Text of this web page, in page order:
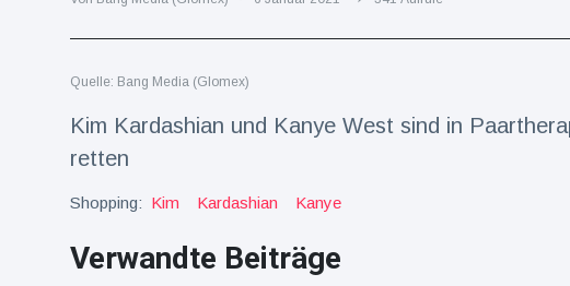
Reisen & Abenteuer (2252)
Neueste
Nachrichten
"Das alte
frustriert
16 Juli
76
Aufrufe
Quelle: Bang Media (Glomex)
Kim Kardashian und Kanye West sind in
retten
Shopping: Kim Kardashian Kanye
Verwandte Beiträge